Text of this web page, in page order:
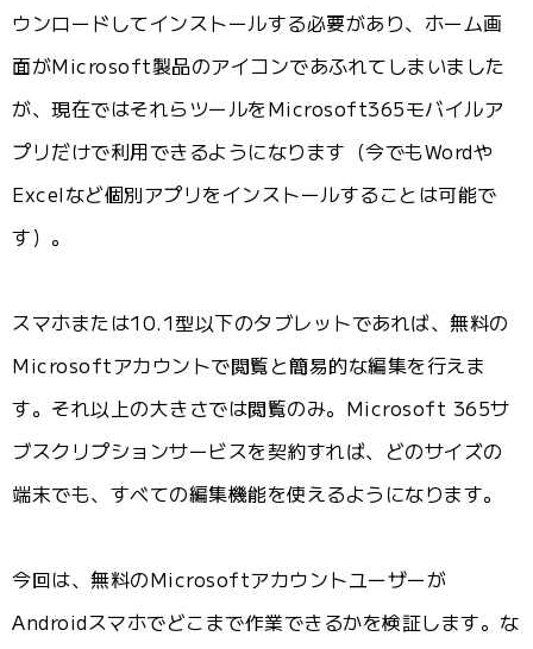
ウンロードしてインストールする必要があり、ホーム画
面がMicrosoft製品のアイコンであふれてしまいました
が、現在ではそれらツールをMicrosoft365モバイルア
プリだけで利用できるようになります（今でもWordや
Excelなど個別アプリをインストールすることは可能で
す）。
スマホまたは10.1型以下のタブレットであれば、無料の
Microsoftアカウントで閲覧と簡易的な編集を行えま
す。それ以上の大きさでは閲覧のみ。Microsoft 365サ
ブスクリプションサービスを契約すれば、どのサイズの
端末でも、すべての編集機能を使えるようになります。
今回は、無料のMicrosoftアカウントユーザーが
Androidスマホでどこまで作業できるかを検証します。な